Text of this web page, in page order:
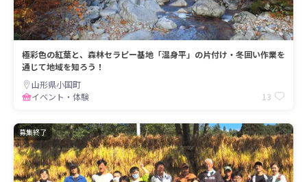
極彩色の紅葉と、森林セラピー基地「温身平」の片付け・冬囲い作業を
通じて地域を知ろう！
山形県小国町
イベント・体験
13
募集終了